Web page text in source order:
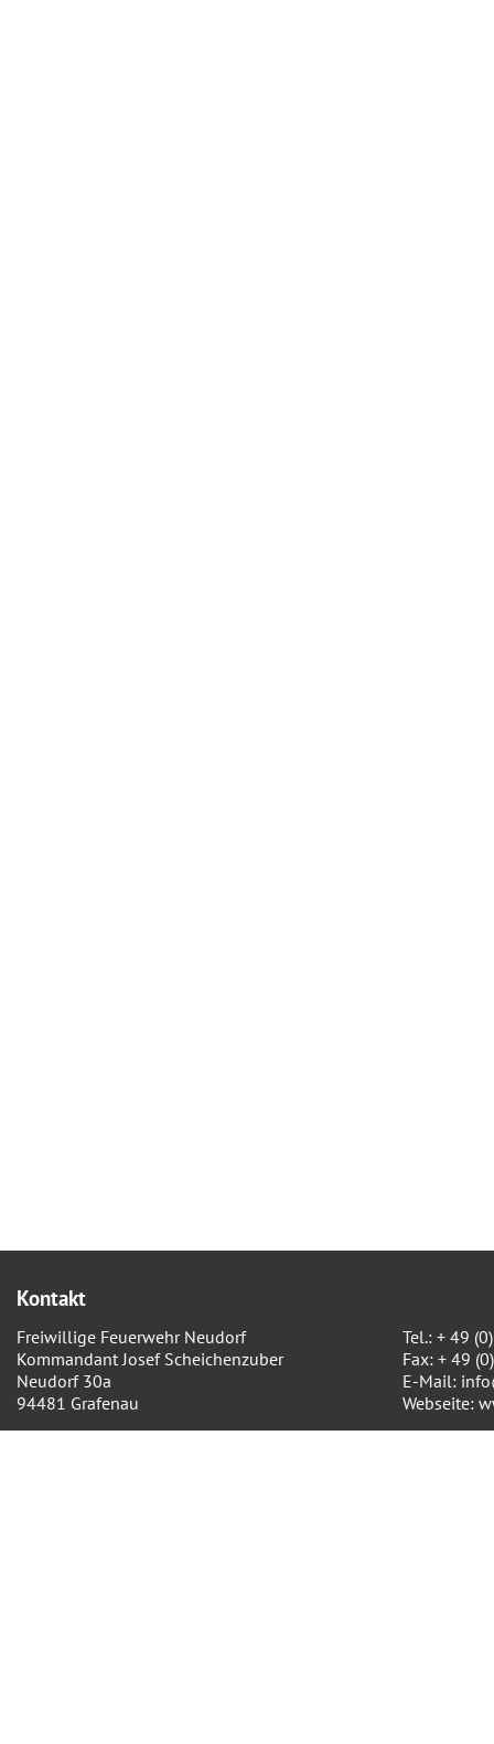
Kontakt
Freiwillige Feuerwehr Neudorf
Kommandant Josef Scheichenzuber
Neudorf 30a
94481 Grafenau
Tel.: + 49
Fax: + 49
E-Mail:
Webseite: